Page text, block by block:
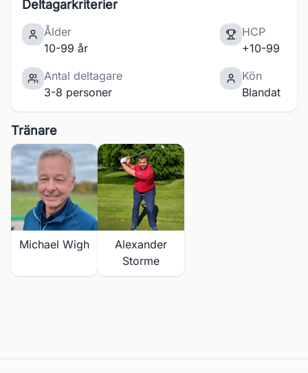
Deltagarkriterier
Ålder
10-99 år
HCP
+10-99
Antal deltagare
3-8 personer
Kön
Blandat
Tränare
Michael Wigh
Alexander
Storme